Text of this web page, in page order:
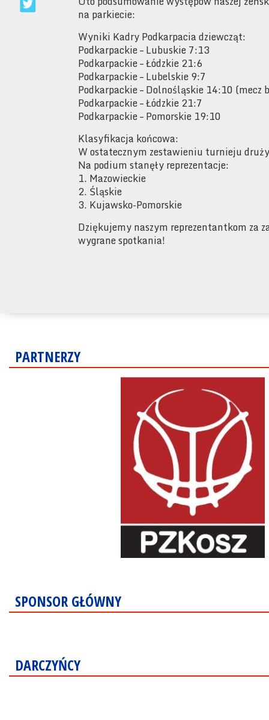
na parkiecie:
Wyniki Kadry Podkarpacia dziewcząt:
Podkarpackie – Lubuskie 7:13
Podkarpackie – Łódzkie 21:6
Podkarpackie – Lubelskie 9:7
Podkarpackie – Dolnośląskie 14:10 (mecz
Podkarpackie – Łódzkie 21:7
Podkarpackie – Pomorskie 19:10
Klasyfikacja końcowa:
W ostatecznym zestawieniu turnieju
Na podium stanęły reprezentacje:
1. Mazowieckie
2. Śląskie
3. Kujawsko-Pomorskie
Dziękujemy naszym reprezentantkom za
wygrane spotkania!
PARTNERZY
SPONSOR GŁÓWNY
DARCZYŃCY